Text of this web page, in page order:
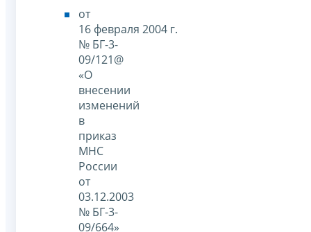
от
16 февраля 2004 г.
№ БГ-3-
09/121@
«О
внесении
изменений
в
приказ
МНС
России
от
03.12.2003
№ БГ-3-
09/664»